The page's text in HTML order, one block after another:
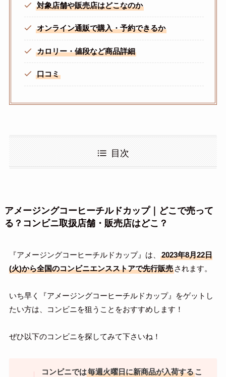
対象店舗や販売店はどこなのか
オンライン通販で購入・予約できるか
カロリー・値段など商品詳細
口コミ
目次
アメージングコーヒーチルドカップ｜どこで売って
る？コンビニ取扱店舗・販売店はどこ？
『アメージングコーヒーチルドカップ』は、
2023年8月22日
(火)から全国のコンビニエンスストアで先行販売されます。
いち早く『アメージングコーヒーチルドカップ』をゲットし
たい方は、コンビニを狙うことをおすすめします！
ぜひ以下のコンビニを探してみて下さいね！
コンビニでは毎週火曜日に新商品が入荷するこ